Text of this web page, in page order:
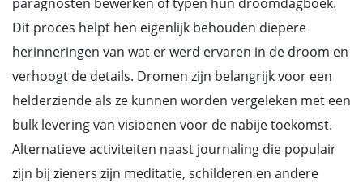
Dit proces helpt hen eigenlijk behouden diepere
herinneringen van wat er werd ervaren in de droom en
verhoogt de details. Dromen zijn belangrijk voor een
helderziende als ze kunnen worden vergeleken met een
bulk levering van visioenen voor de nabije toekomst.
Alternatieve activiteiten naast journaling die populair
zijn bij zieners zijn meditatie, schilderen en andere